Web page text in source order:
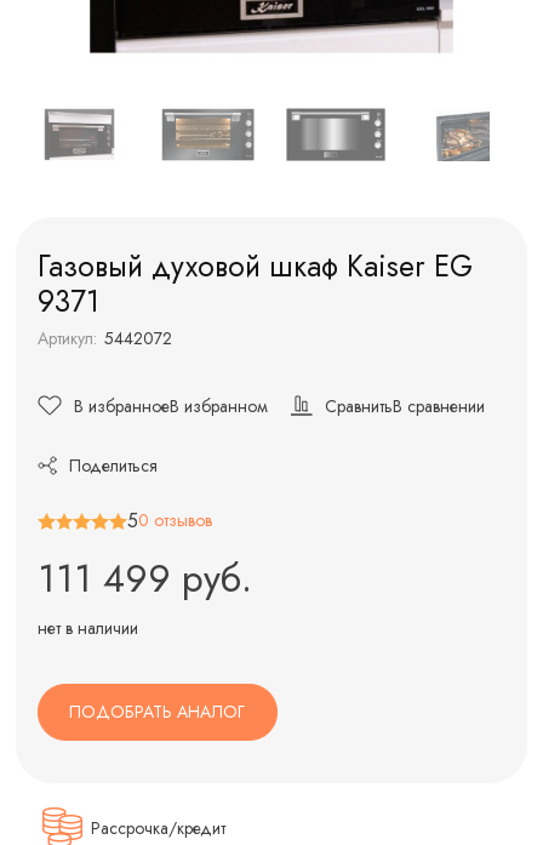
Газовый духовой шкаф Kaiser EG
9371
Артикул: 5442072
В избранноеВ избранном СравнитьВ сравнении
Поделиться
50 отзывов
111 499 руб.
нет в наличии
ПОДОБРАТЬ АНАЛОГ
Рассрочка/кредит